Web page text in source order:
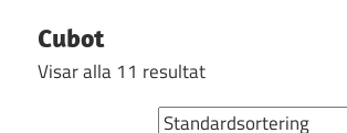
Cubot
Visar alla 11 resultat